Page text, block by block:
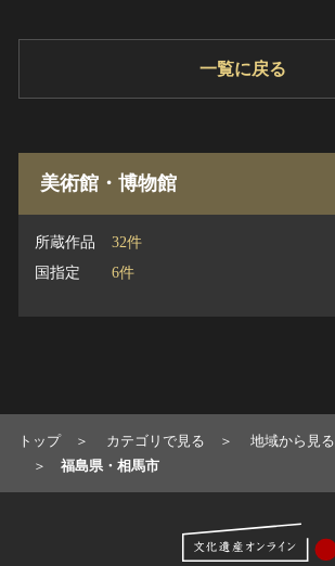
一覧に戻る
美術館・博物館
所蔵作品
32件
国指定
6件
トップ カテゴリで見る
地域から見る
福島県・相馬市